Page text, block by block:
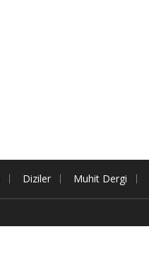
Diziler Muhit Dergi